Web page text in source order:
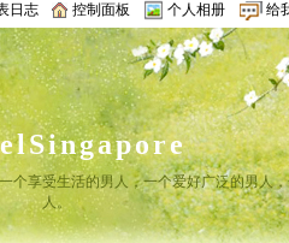
日志 控制面板 个人相册 给
个享受生活的男人，一个爱好广泛的男人
人。